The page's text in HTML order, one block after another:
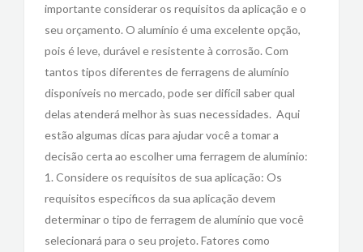
importante considerar os requisitos da aplicação e o
seu orçamento. O alumínio é uma excelente opção,
pois é leve, durável e resistente à corrosão. Com
tantos tipos diferentes de ferragens de alumínio
disponíveis no mercado, pode ser difícil saber qual
delas atenderá melhor às suas necessidades. Aqui
estão algumas dicas para ajudar você a tomar a
decisão certa ao escolher uma ferragem de alumínio:
1. Considere os requisitos de sua aplicação: Os
requisitos específicos da sua aplicação devem
determinar o tipo de ferragem de alumínio que você
selecionará para o seu projeto. Fatores como